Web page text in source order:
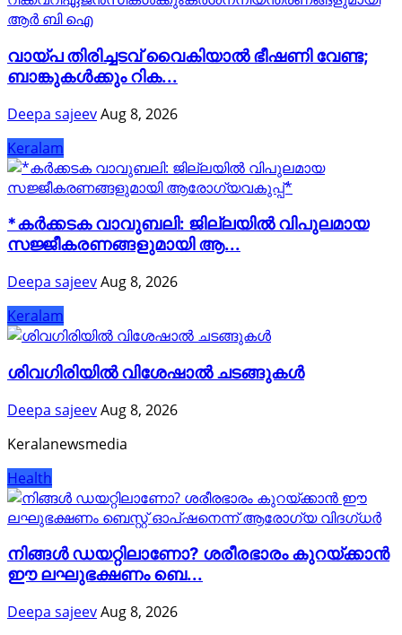
വായ്പ തിരിച്ചടവ് വൈകിയാൽ ഭീഷണി വേണ്ട;
ബാങ്കുകൾക്കും റിക...
Deepa sajeevAug 8, 2026
Keralam
*കർക്കടക വാവുബലി: ജില്ലയിൽ വിപുലമായ
സജ്ജീകരണങ്ങളുമായി ആ...
Deepa sajeevAug 8, 2026
Keralam
ശിവഗിരിയില്‍ വിശേഷാല്‍ ചടങ്ങുകള്‍
Deepa sajeevAug 8, 2026
Keralanewsmedia
Health
നിങ്ങള്‍ ഡയറ്റിലാണോ? ശരീരഭാരം കുറയ്ക്കാൻ
ഈ ലഘുഭക്ഷണം ബെ...
Deepa sajeevAug 8, 2026